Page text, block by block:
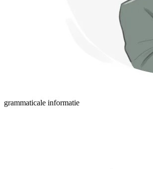
grammaticale informatie